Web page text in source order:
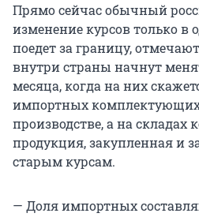
Прямо сейчас обычный
изменение курсов только в
поедет за границу,
внутри страны начнут
месяца, когда на них
импортных комплектующих
производстве, а на складах
продукция, закупленная и
старым курсам.
— Доля импортных